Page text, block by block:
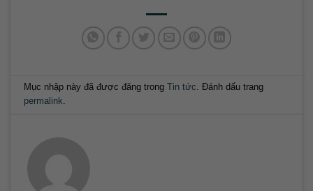
Mục nhập này đã được đăng trongTin tức. Đánh dấu trang
permalink.